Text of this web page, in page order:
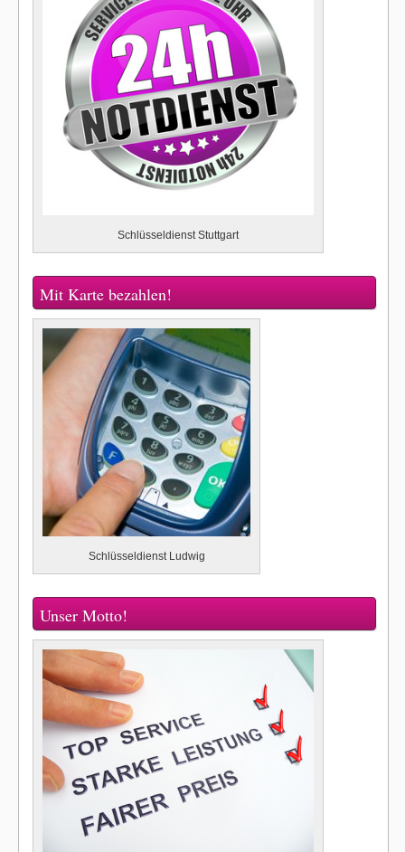
Schlüsseldienst Stuttgart
Mit Karte bezahlen!
Schlüsseldienst Ludwig
Unser Motto!